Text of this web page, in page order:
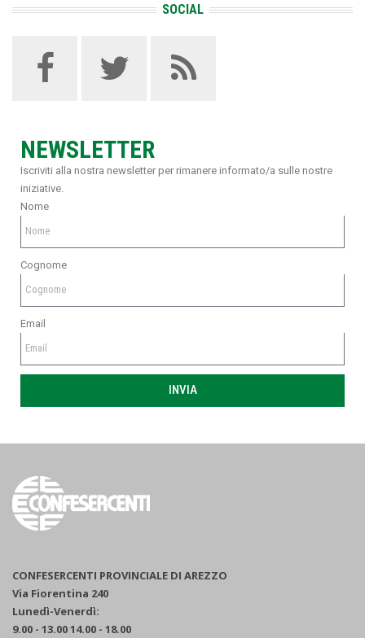
SOCIAL
NEWSLETTER
Iscriviti alla nostra newsletter per rimanere informato/a sulle nostre
iniziative.
Nome
Cognome
Email
INVIA
CONFESERCENTI PROVINCIALE DI AREZZO
Via Fiorentina 240
Lunedì-Venerdì:
9.00 - 13.00 14.00 - 18.00